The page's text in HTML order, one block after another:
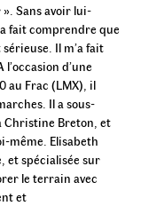
Sans avoir lui-
fait comprendre que
Il m’a fait
d’une
au Frac (LMX), il
Il a sous-
Christine Breton, et
même. Elisabeth
et spécialisée sur
le terrain avec
et